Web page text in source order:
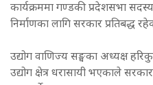
कार्यक्रममा गण्डकी प्रदेशसभा
निर्माणका लागि सरकार प्रतिबद्ध
उद्योग वाणिज्य सङ्घका अध्यक्ष
उद्योग क्षेत्र धरासायी भएकाले